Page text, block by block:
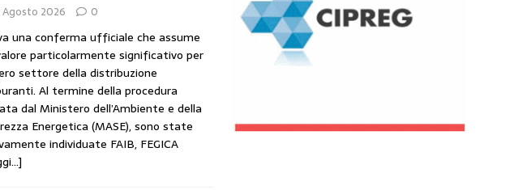
Agosto 2026 0
una conferma ufficiale che assume
particolarmente significativo per
settore della distribuzione
Al termine della procedura
dal Ministero dell’Ambiente e della
Energetica (MASE), sono state
individuate FAIB, FEGICA